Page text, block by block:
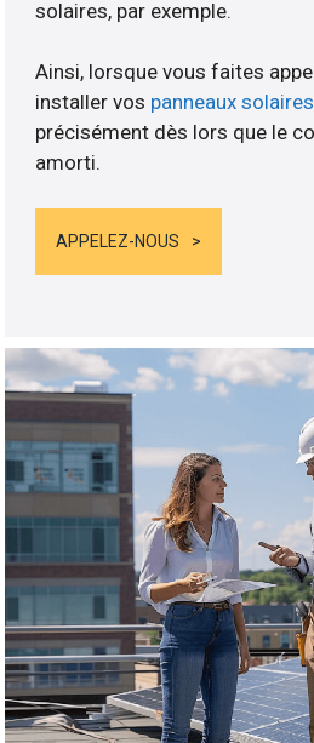
solaires, par exemple.
Ainsi, lorsque vous faites
installer vos panneaux solaires
précisément dès lors que le
amorti.
APPELEZ-NOUS